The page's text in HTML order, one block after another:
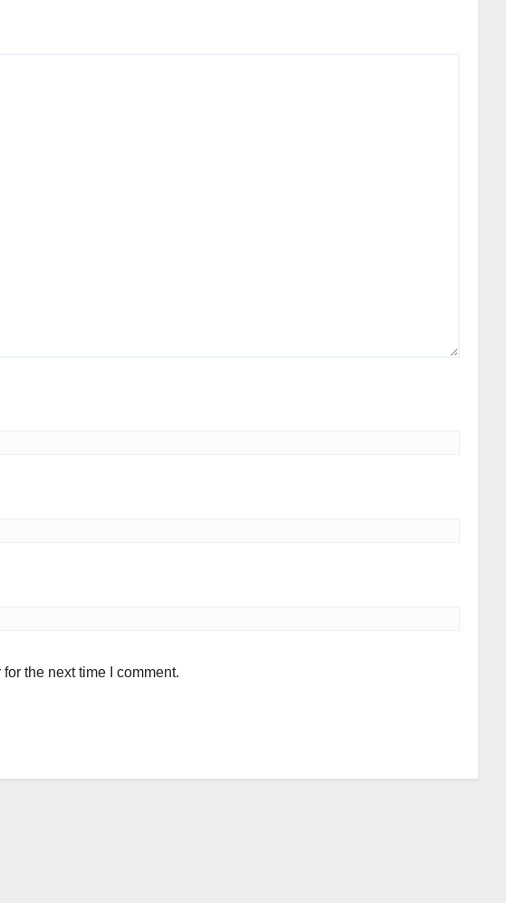
the next time I comment.